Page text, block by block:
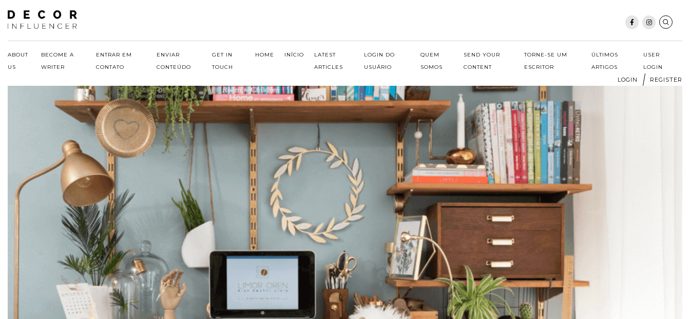
Skip
content
ABOUT
US
BECOME A
WRITER
ENTRAR EM
CONTATO
ENVIAR
CONTEÚDO
GET IN
TOUCH
HOME INÍCIO
LATEST
ARTICLES
LOGIN DO
USUÁRIO
QUEM
SOMOS
SEND YOUR
CONTENT
TORNE-SE UM
ESCRITOR
ÚLTIMOS
ARTIGOS
USER
LOGIN
LOGIN REGISTER